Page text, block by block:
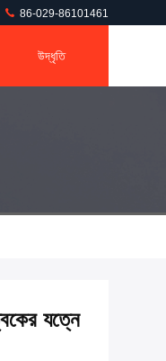
86-029-86101461
উদ্ধৃতি
যত্নে